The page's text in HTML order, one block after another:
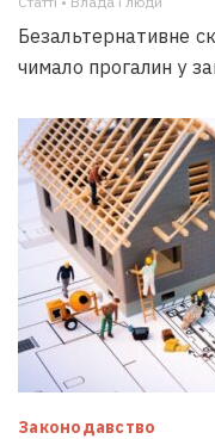
Безальтернативне
чимало прогалин у
Законодавство